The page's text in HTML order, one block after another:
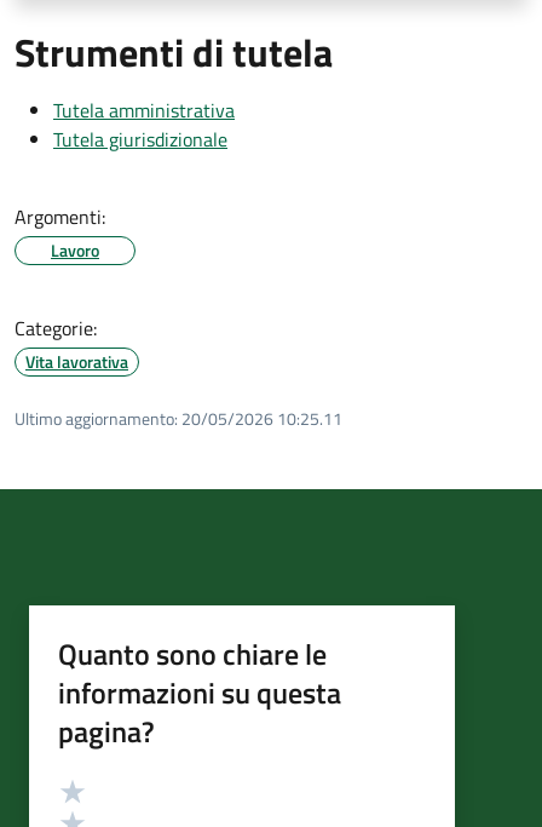
Strumenti di tutela
Tutela amministrativa
Tutela giurisdizionale
Argomenti:
Lavoro
Categorie:
Vita lavorativa
Ultimo aggiornamento: 20/05/2026 10:25.11
Quanto sono chiare le
informazioni su questa
pagina?
Valutazione